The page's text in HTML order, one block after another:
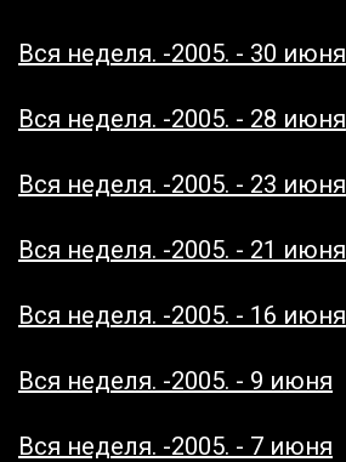
Вся неделя. -2005. - 30 июня
Вся неделя. -2005. - 28 июня
Вся неделя. -2005. - 23 июня
Вся неделя. -2005. - 21 июня
Вся неделя. -2005. - 16 июня
Вся неделя. -2005. - 9 июня
Вся неделя. -2005. - 7 июня